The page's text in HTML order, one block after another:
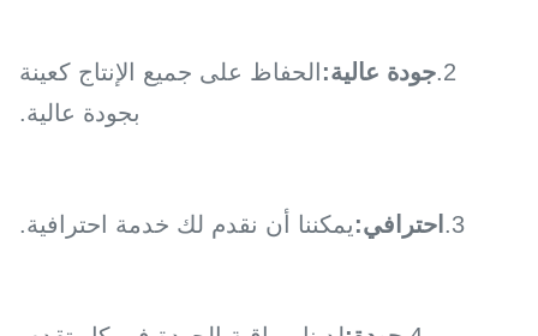
2. جودة عالية: الحفاظ على جميع الإنتاج كعينة
بجودة عالية.
3. احترافي:يمكننا أن نقدم لك خدمة احترافية.